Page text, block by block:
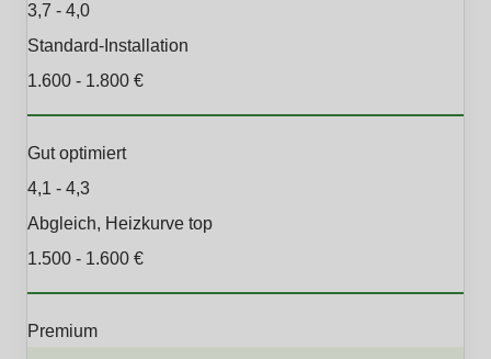
3,7 - 4,0
Standard-Installation
1.600 - 1.800 €
Gut optimiert
4,1 - 4,3
Abgleich, Heizkurve top
1.500 - 1.600 €
Premium